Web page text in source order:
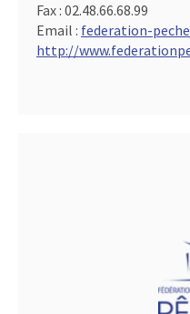
Fax : 02.48.66.68.99
Email : federation-
http://